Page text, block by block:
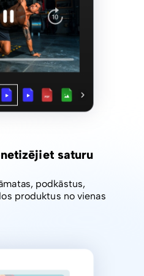
saturu
podkāstus,
produktus no vienas